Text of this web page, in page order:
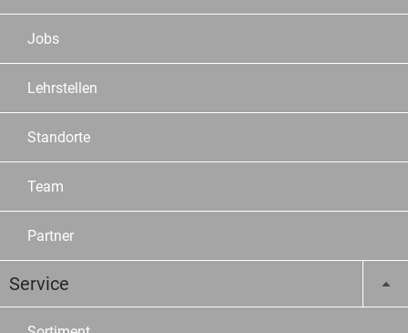
Jobs
Lehrstellen
Standorte
Team
Partner
Service